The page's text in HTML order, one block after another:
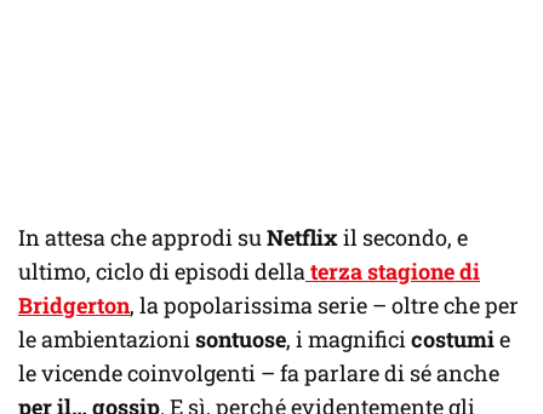
In attesa che approdi su Netflixil secondo, e
ultimo, ciclo di episodi della terza stagione di
Bridgerton, la popolarissima serie – oltre che per
le ambientazioni sontuose, i magnifici costumie
le vicende coinvolgenti – fa parlare di sé anche
per il… gossip. E sì, perché evidentemente gli